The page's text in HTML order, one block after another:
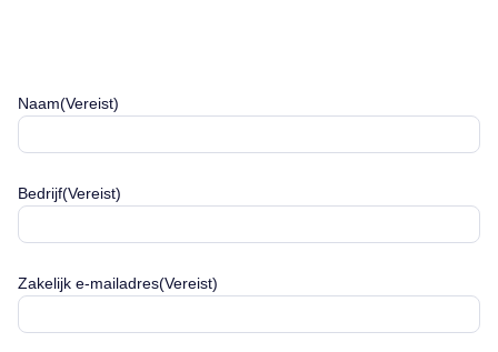
Naam(Vereist)
Bedrijf(Vereist)
Zakelijk e-mailadres(Vereist)